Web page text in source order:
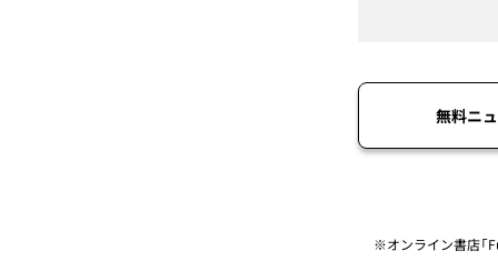
無料ニ
※オンライン書店「